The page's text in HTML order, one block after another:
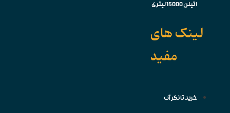
لینک های
مفید
خرید تانکر آب